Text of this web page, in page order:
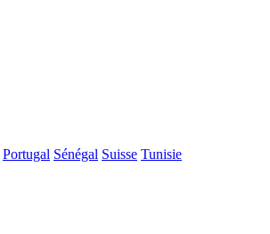
Portugal Sénégal Suisse Tunisie